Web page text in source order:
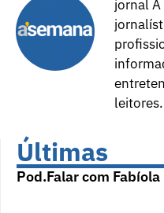
jornal
leitores.
Últimas
Pod.Falar com